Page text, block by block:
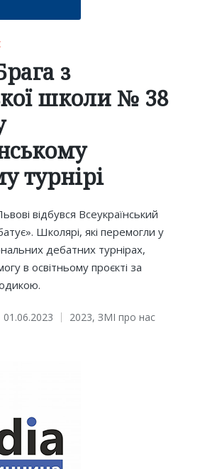
з
школи № 38
турнірі
відбувся Всеукраїнський
Школярі, які перемогли у
дебатних турнірах,
в освітньому проєкті за
01.06.2023
Posted
2023, ЗМІ про нас